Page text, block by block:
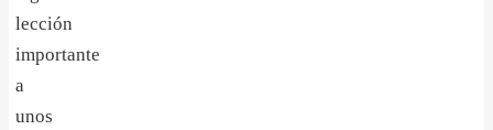
lección
importante
a
unos